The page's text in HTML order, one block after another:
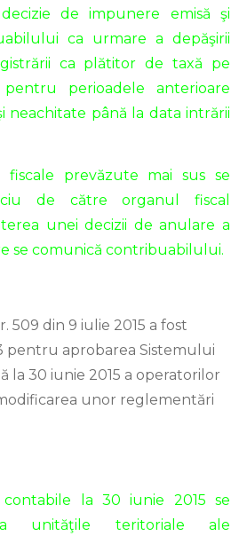
de impunere emisă şi
ca urmare a depăşirii
ca plătitor de taxă pe
pentru perioadele anterioare
neachitate până la data intrării
fiscale prevăzute mai sus se
de către organul fiscal
unei decizii de anulare a
se comunică contribuabilului.
509 din 9 iulie 2015 a fost
pentru aprobarea Sistemului
la 30 iunie 2015 a operatorilor
unor reglementări
contabile la 30 iunie 2015 se
unităţile teritoriale ale